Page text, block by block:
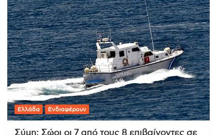
Ελλάδα Ενδιαφέρουν
Σύμη: Σώοι οι 7 από τους 8 επιβαίνοντες σε